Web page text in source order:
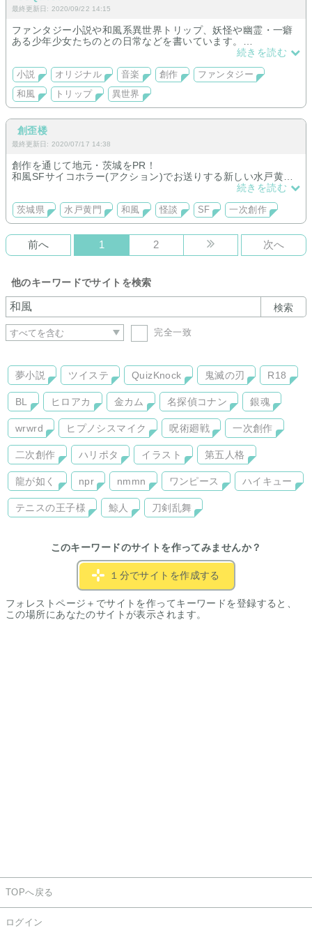
最終更新日: 2020/09/22 14:15
ファンタジー小説や和風系異世界トリップ、妖怪や幽霊・一癖
ある少年少女たちのとの日常などを書いています。
続きを読む
小説 オリジナル 音楽 創作
ファンタジー
和風
トリップ 異世界
創歪楼
最終更新日: 2020/07/17 14:38
創作を通じて地元・茨城をPR！
和風SFサイコホラー(アクション)でお送りする新しい水戸黄門
続きを読む
茨城県 水戸黄門 和風 怪談 SF 一次創作
前へ 1 2 次へ
他のキーワードでサイトを検索
検索
完全一致
夢小説 ツイステ QuizKnock 鬼滅の刃 R18
BL ヒロアカ 金カム 名探偵コナン 銀魂
wrwrd ヒプノシスマイク 呪術廻戦 一次創作
二次創作 ハリポタ イラスト 第五人格
龍が如く npr nmmn ワンピース ハイキュー
テニスの王子様 鯨人 刀剣乱舞
このキーワードのサイトを作ってみませんか？
１分でサイトを作成する
フォレストページ＋でサイトを作ってキーワードを登録すると、
この場所にあなたのサイトが表示されます。
TOPへ戻る
ログイン